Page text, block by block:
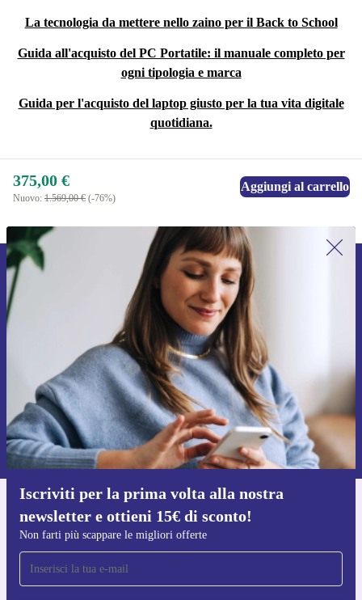
La tecnologia da mettere nello zaino per il Back to School
Guida all'acquisto del PC Portatile: il manuale completo per
ogni tipologia e marca
Guida per l'acquisto del laptop giusto per la tua vita digitale
quotidiana.
375,00 €
Nuovo: 1.569,00 € (-76%)
Aggiungi al carrello
Iscriviti per la prima volta alla nostra
newsletter e ottieni 15€ di sconto!
Non farti più scappare le migliori offerte
Iscriviti per la prima volta alla nostra
newsletter e ottieni 15€ di sconto!
Non farti più scappare le migliori offerte.
Richiedi codice sconto
Per maggiori informazioni sull’uso dei dati personali, visita la nostra
Normativa sulla privacy.
Scarica l'app di refurbed
Per iOS e Android